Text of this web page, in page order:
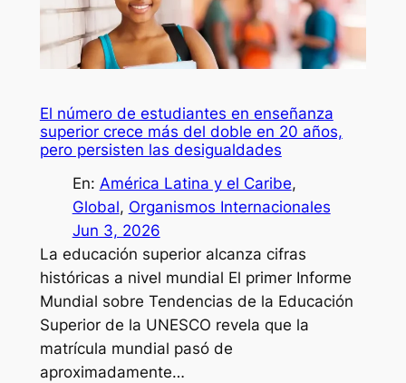
El número de estudiantes en enseñanza
superior crece más del doble en 20 años,
pero persisten las desigualdades
En: América Latina y el Caribe
Global, Organismos Internacionales
Jun 3, 2026
La educación superior alcanza cifras
históricas a nivel mundial El primer Informe
Mundial sobre Tendencias de la Educación
Superior de la UNESCO revela que la
matrícula mundial pasó de
aproximadamente…